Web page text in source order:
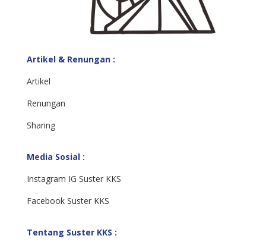
Artikel & Renungan :
Artikel
Renungan
Sharing
Media Sosial :
Instagram IG Suster KKS
Facebook Suster KKS
Tentang Suster KKS :